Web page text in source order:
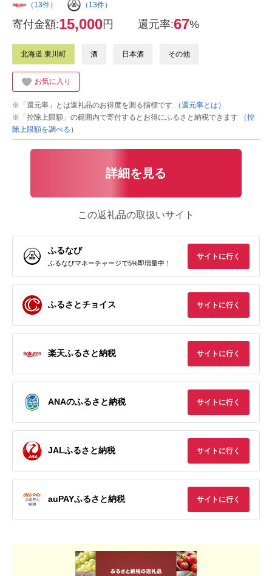
（13件） （13件）
寄付金額:15,000円 還元率:67%
北海道 東川町 酒 日本酒 その他
お気に入り
※「還元率」とは返礼品のお得度を測る指標です
（還元率とは）
※「控除上限額」の範囲内で寄付するとお得にふるさと納税できます
（控
除上限額を調べる）
詳細を見る
この返礼品の取扱いサイト
ふるなび
ふるなびマネーチャージで5%即増量中！
サイトに行く
ふるさとチョイス サイトに行く
楽天ふるさと納税 サイトに行く
ANAのふるさと納税 サイトに行く
JALふるさと納税 サイトに行く
auPAYふるさと納税 サイトに行く